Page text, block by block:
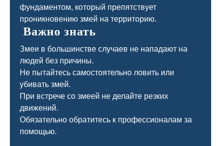
фундаментом, который препятствует
проникновению змей на территорию.
Важно знать
Змеи в большинстве случаев не нападают на
людей без причины.
Не пытайтесь самостоятельно ловить или
убивать змей.
При встрече со змеей не делайте резких
движений.
Обязательно обратитесь к профессионалам за
помощью.